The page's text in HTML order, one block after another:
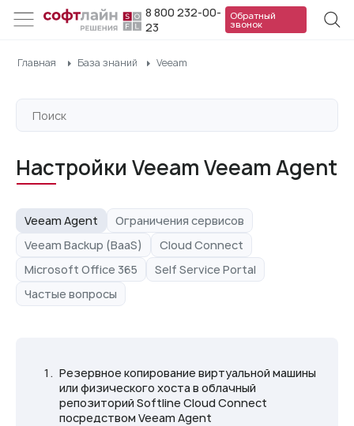
8 800 232-00-
23
Обратный
звонок
Главная База знаний Veeam
Настройки Veeam Veeam Agent
Veeam Agent
Ограничения сервисов
Veeam Backup (BaaS)
Cloud Connect
Microsoft Office 365
Self Service Portal
Частые вопросы
Резервное копирование виртуальной машины
или физического хоста в облачный
репозиторий Softline Cloud Connect
посредством Veeam Agent